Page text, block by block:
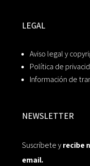
LEGAL
Aviso legal y
Política de
Información de
NEWSLETTER
Suscríbete yrecibe
email.